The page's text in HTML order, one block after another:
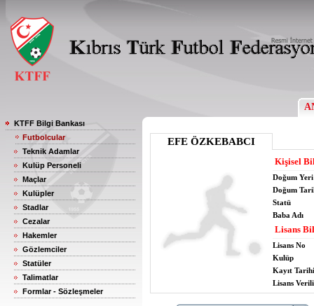
KTFF Bilgi Bankası
Futbolcular
Teknik Adamlar
Kulüp Personeli
Maçlar
Kulüpler
Stadlar
Cezalar
Hakemler
Gözlemciler
Statüler
Talimatlar
Formlar - Sözleşmeler
EFE ÖZKEBABCI
Kişisel
Doğum Yeri
Doğum
Statü
Baba Adı
Lisans
Lisans No
Kulüp
Kayıt Tarihi
Lisans